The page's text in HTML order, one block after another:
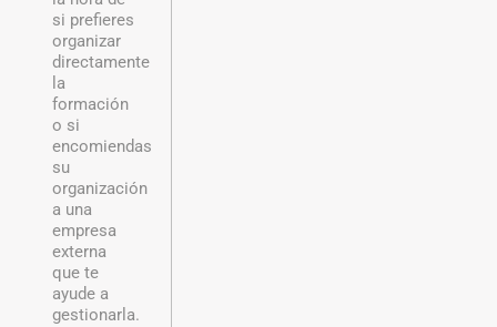
si prefieres
organizar
directamente
la
formación
o si
encomiendas
su
organización
a una
empresa
externa
que te
ayude a
gestionarla.